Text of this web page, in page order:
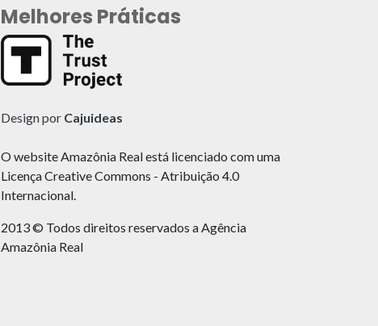
Melhores Práticas
Design por Cajuideas
O website Amazônia Real está licenciado com uma
Licença Creative Commons - Atribuição 4.0
Internacional.
2013 © Todos direitos reservados a Agência
Amazônia Real